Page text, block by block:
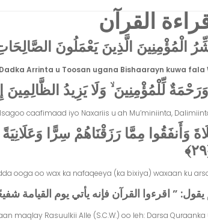
القرآن
الَّذِينَ يَعْمَلُونَ الصَّالِحَاتِ
Arrinta u Toosan ugana Bishaarayn kuwa
لِّلْمُؤْمِنِينَ ۙ وَلَا يَزِيدُ الظَّالِمِينَ إِلَّا
caafimaad iyo Naxariis u ah Mu’miniinta,
وَأَنفَقُوا مِمَّا رَزَقْنَاهُمْ سِرًّا
ooga oo wax ka nafaqeeya (ka bixiya) waxaan ku
‏”‏ اقرءوا القرآن فإنه يأتي يوم القيامة
maqlay Rasuulkii Alle (S.C.W.) oo leh: Darsa